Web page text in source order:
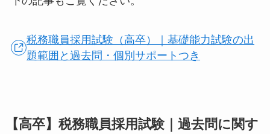
税務職員採用試験（高卒）｜基礎能力試験の出
題範囲と過去問・個別サポートつき
【高卒】税務職員採用試験｜過去問に関す